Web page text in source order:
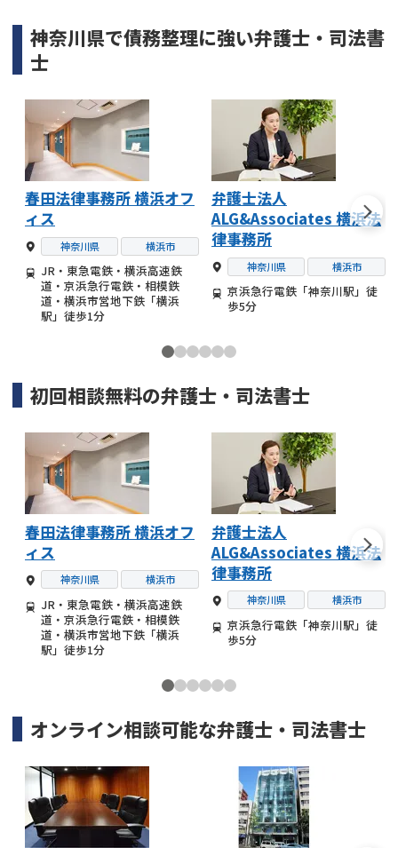
神奈川県で債務整理に強い弁護士・司法書
士
春田法律事務所 横浜オフ
ィス
神奈川県 横浜市
JR・東急電鉄・横浜高速鉄
道・京浜急行電鉄・相模鉄
道・横浜市営地下鉄「横浜
駅」徒歩1分
弁護士法人
ALG&Associates 横浜法
律事務所
神奈川県 横浜市
京浜急行電鉄「神奈川駅」徒
歩5分
初回相談無料の弁護士・司法書士
春田法律事務所 横浜オフ
ィス
神奈川県 横浜市
JR・東急電鉄・横浜高速鉄
道・京浜急行電鉄・相模鉄
道・横浜市営地下鉄「横浜
駅」徒歩1分
弁護士法人
ALG&Associates 横浜法
律事務所
神奈川県 横浜市
京浜急行電鉄「神奈川駅」徒
歩5分
オンライン相談可能な弁護士・司法書士